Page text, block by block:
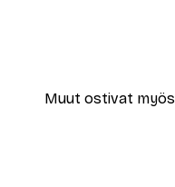
Muut ostivat myös